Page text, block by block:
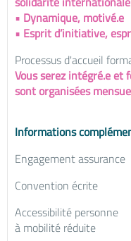
• Dynamique, motivé.e
• Esprit d’initiative,
Processus d'accueil
Vous serez intégré.e et
sont organisées
Informations
Engagement assurance
Convention écrite
Accessibilité personne
à mobilité réduite